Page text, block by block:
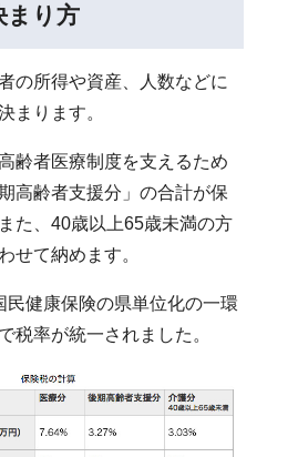
まり方
の所得や資産、人数などに
まります。
齢者医療制度を支えるため
高齢者支援分」の合計が保
た、40歳以上65歳未満の方
せて納めます。
民健康保険の県単位化の一環
税率が統一されました。